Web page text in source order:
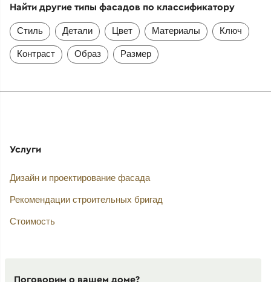
Найти другие типы фасадов по классификатору
Стиль Детали Цвет Материалы Ключ
Контраст Образ Размер
Услуги
Дизайн и проектирование фасада
Рекомендации строительных бригад
Стоимость
Поговорим о вашем доме?